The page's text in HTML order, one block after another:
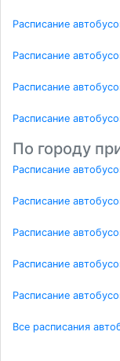
Расписание
Расписание
Расписание
Расписание
По городу
Расписание
Расписание
Расписание
Расписание
Расписание
Все расписания